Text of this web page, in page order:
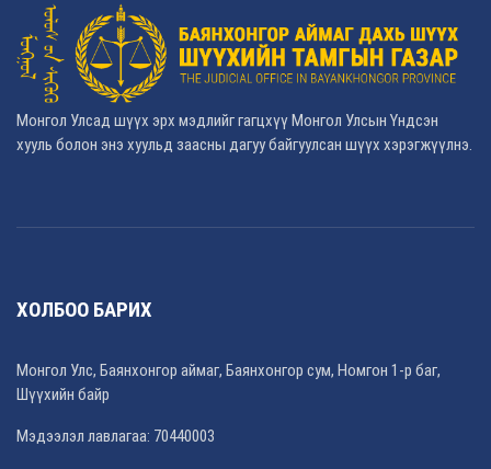
Монгол Улсад шүүх эрх мэдлийг гагцхүү Монгол Улсын Үндсэн
хууль болон энэ хуульд заасны дагуу байгуулсан шүүх хэрэгжүүлнэ.
ХОЛБОО БАРИХ
Монгол Улс, Баянхонгор аймаг, Баянхонгор сум, Номгон 1-р баг,
Шүүхийн байр
Мэдээлэл лавлагаа: 70440003